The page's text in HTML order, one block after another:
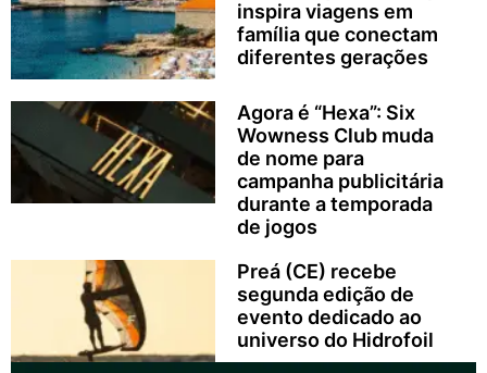
inspira viagens em
família que conectam
diferentes gerações
Agora é “Hexa”: Six
Wowness Club muda
de nome para
campanha publicitária
durante a temporada
de jogos
Preá (CE) recebe
segunda edição de
evento dedicado ao
universo do Hidrofoil